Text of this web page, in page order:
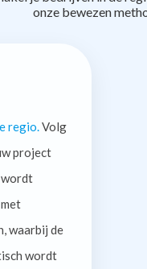
onze bewezen
regio. Volg
project
wordt
waarbij de
wordt